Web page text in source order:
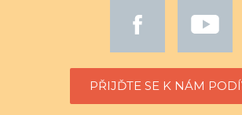
PŘIJĎTE SE K NÁM